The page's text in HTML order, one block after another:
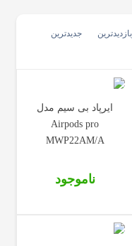
جدیدترین
ایرپاد بی سیم مدل
Airpods pro
MWP22AM/A
ناموجود